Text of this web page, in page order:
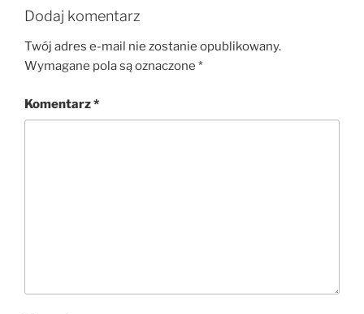
Dodaj komentarz
Twój adres e-mail nie zostanie opublikowany.
Wymagane pola są oznaczone *
Komentarz*